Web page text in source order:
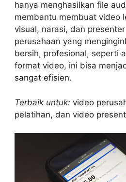
hanya menghasilkan file
membantu membuat video
visual, narasi, dan
perusahaan yang
bersih, profesional, seperti
format video, ini bisa
sangat efisien.
Terbaik untuk: video
pelatihan, dan video